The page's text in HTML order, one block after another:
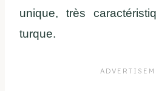
unique, très
turque.